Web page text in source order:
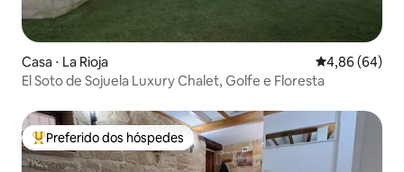
Casa ⋅ La Rioja 4,86 de uma
4,86 (64)
El Soto de Sojuela Luxury Chalet, Golfe e Floresta
Entre os melhores preferidos dos hóspedes
Preferido dos hóspedes